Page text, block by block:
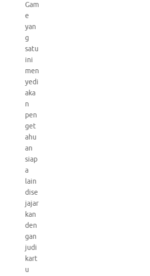
Gam
e
yan
g
satu
ini
men
yedi
aka
n
pen
get
ahu
an
siap
a
lain
dise
jajar
kan
den
gan
judi
kart
u